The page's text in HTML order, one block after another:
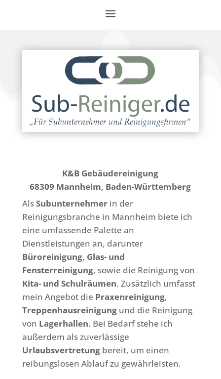
K&B Gebäudereinigung
68309 Mannheim, Baden-Württemberg
AlsSubunternehmerin der
Reinigungsbranche in Mannheim biete ich
eine umfassende Palette an
Dienstleistungen an, darunter
Büroreinigung, Glas- und
Fensterreinigung, sowie die Reinigung von
Kita- und Schulräumen. Zusätzlich umfasst
mein Angebot die Praxenreinigung,
Treppenhausreinigungund die Reinigung
von Lagerhallen. Bei Bedarf stehe ich
außerdem als zuverlässige
Urlaubsvertretungbereit, um einen
reibungslosen Ablauf zu gewährleisten.